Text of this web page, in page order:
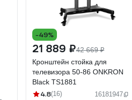
-49%
21 889 ₽42 669 ₽
Кронштейн стойка для
телевизора 50-86 ONKRON
Black TS1881
4.8(16) 16181947